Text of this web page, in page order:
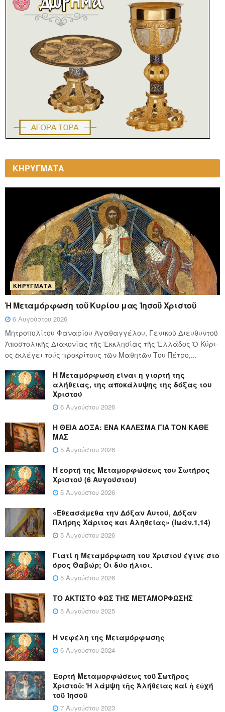
ΚΗΡΥΓΜΑΤΑ
ΚΗΡΎΓΜΑΤΑ
Ἡ Μεταμόρφωση τοῦ Κυρίου μας Ἰησοῦ Χριστοῦ
6 Αυγούστου 2026
Μητροπολίτου Φαναρίου Ἀγαθαγγέλου, Γενικοῦ Διευθυντοῦ
Ἀποστολικῆς Διακονίας τῆς Ἐκκλησίας τῆς Ἑλλάδος Ὁ Κύ­ρι­
ος ἐκλέγει τούς προ­κρί­τους τῶν Μα­θη­τῶν Του Πέ­τρο,...
Η Μεταμόρφωση είναι η γιορτή της
αλήθειας, της αποκάλυψης της δόξας του
Χριστού
6 Αυγούστου 2026
Η ΘΕΙΑ ΔΟΞΑ: ΈΝΑ ΚΑΛΕΣΜΑ ΓΙΑ ΤΟΝ ΚΑΘΕ
ΜΑΣ
5 Αυγούστου 2026
Η εορτή της Μεταμορφώσεως του Σωτήρος
Χριστού (6 Αυγούστου)
5 Αυγούστου 2026
«Εθεασάμεθα την Δόξαν Αυτού, Δόξαν
Πλήρης Χάριτος και Αληθείας» (Ιωάν.1,14)
5 Αυγούστου 2026
Γιατί η Μεταμόρφωση του Χριστού έγινε στο
όρος Θαβώρ; Οι δύο ήλιοι.
5 Αυγούστου 2026
ΤΟ ΑΚΤΙΣΤΟ ΦΩΣ ΤΗΣ ΜΕΤΑΜΟΡΦΩΣΗΣ
5 Αυγούστου 2025
Η νεφέλη της Μεταμόρφωσης
6 Αυγούστου 2024
Ἑορτή Μεταμορφώσεως τοῦ Σωτῆρος
Χριστοῦ: Ἡ λάμψη τῆς Ἀλήθειας καί ἡ εὐχή
τοῦ Ἰησοῦ
7 Αυγούστου 2023